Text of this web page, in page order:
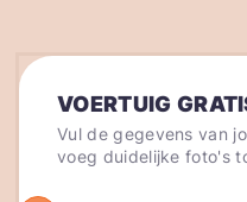
VOERTUIG
Vul de gegevens van
voeg duidelijke foto's